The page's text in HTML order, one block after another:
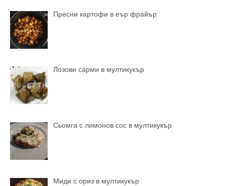
Пресни картофи в еър фрайър
Лозови сарми в мултикукър
Сьомга с лимонов сос в мултикукър
Миди с ориз в мултикукър